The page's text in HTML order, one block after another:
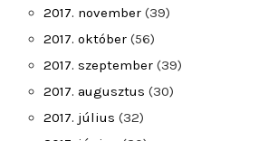
2017. november (39)
2017. október (56)
2017. szeptember (39)
2017. augusztus (30)
2017. július (32)